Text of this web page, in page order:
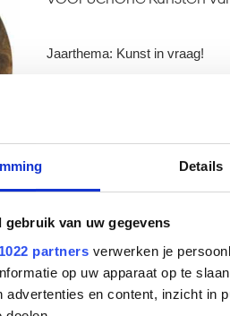
Details
gebruik van uw gegevens
partners verwerken je
op uw apparaat op te
advertenties en content, inzicht in
Jaarthema: Kunst in vraag!
03/10
Wie ?
Rodin, Jean
07/11
Hoeveel ?
Georges